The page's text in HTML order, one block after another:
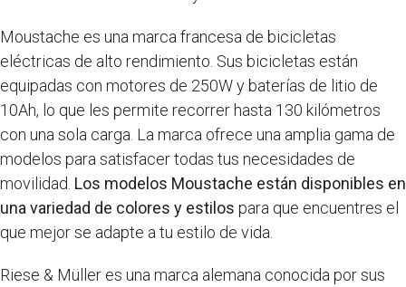
Moustache es una marca francesa de bicicletas
eléctricas de alto rendimiento. Sus bicicletas están
equipadas con motores de 250W y baterías de litio de
10Ah, lo que les permite recorrer hasta 130 kilómetros
con una sola carga. La marca ofrece una amplia gama de
modelos para satisfacer todas tus necesidades de
movilidad. Los modelos Moustache están disponibles en
una variedad de colores y estilos para que encuentres el
que mejor se adapte a tu estilo de vida.
Riese & Müller es una marca alemana conocida por sus